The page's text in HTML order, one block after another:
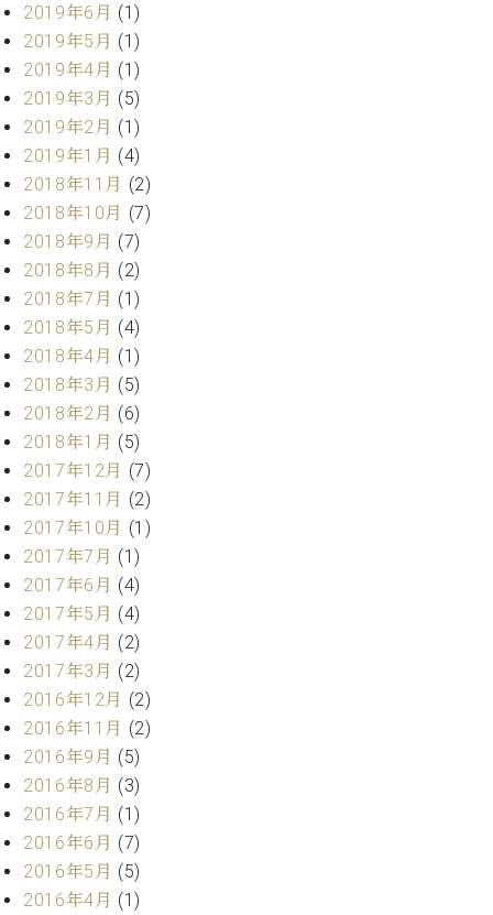
Digital(ベ
ヒ
シ
ュ
タ
イ
ン
デ
ジ
ル)
選中
古】
イ
ベ
ン
情
報
八
王
子
工
ブ
ロ
グ
ア
ク
ス
お
問
い
合
わ
ア
ー
テ
ィ
ス
ト
カ
ス
タ
2019年6月 (1)
2019年5月 (1)
2019年4月 (1)
2019年3月 (5)
2019年2月 (1)
2019年1月 (4)
2018年11月 (2)
2018年10月 (7)
2018年9月 (7)
2018年8月 (2)
2018年7月 (1)
2018年5月 (4)
2018年4月 (1)
2018年3月 (5)
2018年2月 (6)
2018年1月 (5)
2017年12月 (7)
2017年11月 (2)
2017年10月 (1)
2017年7月 (1)
2017年6月 (4)
2017年5月 (4)
2017年4月 (2)
2017年3月 (2)
2016年12月 (2)
2016年11月 (2)
2016年9月 (5)
2016年8月 (3)
2016年7月 (1)
2016年6月 (7)
2016年5月 (5)
2016年4月 (1)